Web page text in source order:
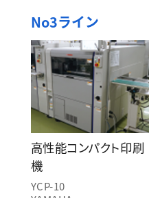
No3ライン
高性能コンパクト印刷
機
YCP-10